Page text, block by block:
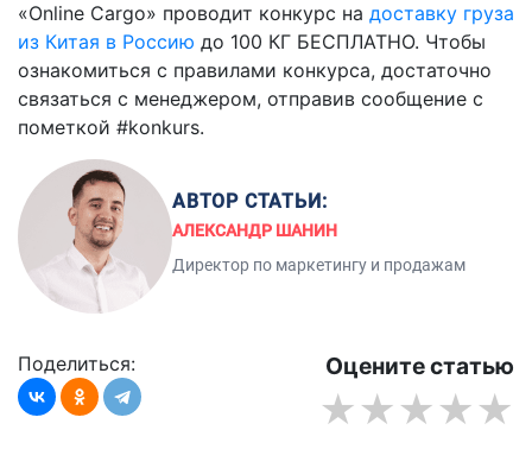
«Online Cargo» проводит конкурс на доставку груза
из Китая в Россию до 100 КГ БЕСПЛАТНО. Чтобы
ознакомиться с правилами конкурса, достаточно
связаться с менеджером, отправив сообщение с
пометкой #konkurs.
АВТОР СТАТЬИ:
АЛЕКСАНДР ШАНИН
Директор по маркетингу и продажам
Поделиться: Оцените статью